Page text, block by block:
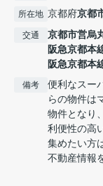
所在地 京都府京都
交通 京都市営烏
阪急京都本
阪急京都本
備考
便利なスー
らの物件は
物件となり
利便性の高
集めたい方
不動産情報